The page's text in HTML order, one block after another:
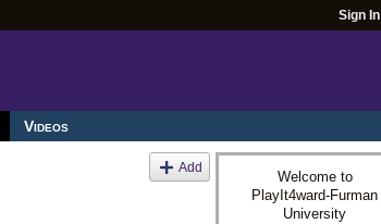
Sign In
Videos
Add
Welcome to
PlayIt4ward-Furman
University